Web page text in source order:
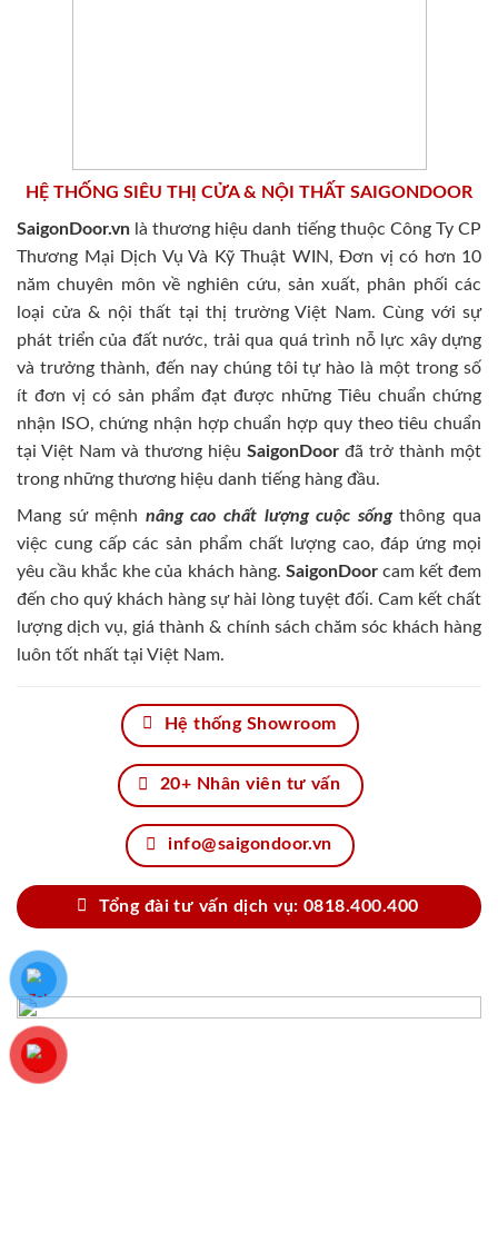
HỆ THỐNG SIÊU THỊ CỬA & NỘI THẤT SAIGONDOOR
SaigonDoor.vn là thương hiệu danh tiếng thuộc Công Ty CP
Thương Mại Dịch Vụ Và Kỹ Thuật WIN, Đơn vị có hơn 10
năm chuyên môn về nghiên cứu, sản xuất, phân phối các
loại cửa & nội thất tại thị trường Việt Nam. Cùng với sự
phát triển của đất nước, trải qua quá trình nỗ lực xây dựng
và trưởng thành, đến nay chúng tôi tự hào là một trong số
ít đơn vị có sản phẩm đạt được những Tiêu chuẩn chứng
nhận ISO, chứng nhận hợp chuẩn hợp quy theo tiêu chuẩn
tại Việt Nam và thương hiệu SaigonDoor đã trở thành một
trong những thương hiệu danh tiếng hàng đầu.
Mang sứ mệnh nâng cao chất lượng cuộc sốngthông qua
việc cung cấp các sản phẩm chất lượng cao, đáp ứng mọi
yêu cầu khắc khe của khách hàng. SaigonDoorcam kết đem
đến cho quý khách hàng sự hài lòng tuyệt đối. Cam kết chất
lượng dịch vụ, giá thành & chính sách chăm sóc khách hàng
luôn tốt nhất tại Việt Nam.
Hệ thống Showroom
20+ Nhân viên tư vấn
info@saigondoor.vn
Tổng đài tư vấn dịch vụ: 0818.400.400